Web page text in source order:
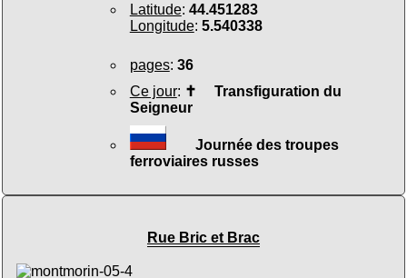
Latitude: 44.451283
Longitude: 5.540338
pages: 36
Ce jour: ✝ Transfiguration du
Seigneur
Journée des troupes
ferroviaires russes
Rue Bric et Brac